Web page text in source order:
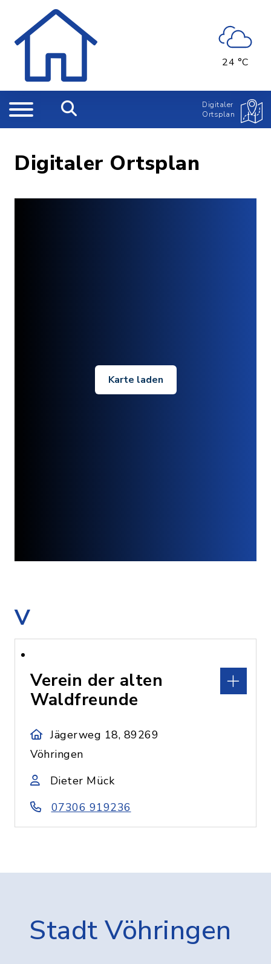
24 °C
Digitaler
Ortsplan
Digitaler Ortsplan
Karte laden
V
Verein der alten
Waldfreunde
Jägerweg 18, 89269
Vöhringen
Dieter Mück
07306 919236
Stadt Vöhringen